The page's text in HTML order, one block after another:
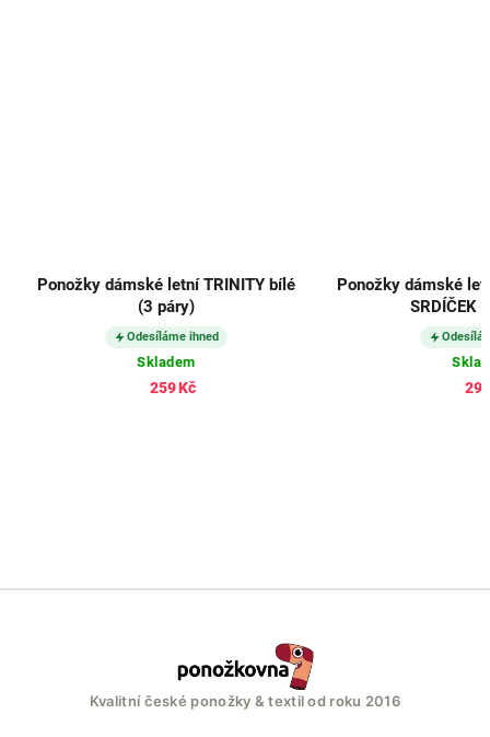
Ponožky dámské letní TRINITY bílé
(3 páry)
Odesíláme ihned
Skladem
259 Kč
Ponožky dámské
SRDÍČEK
Kvalitní české ponožky & textil od roku 2016